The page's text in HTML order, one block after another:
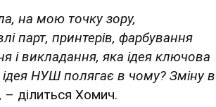
на мою точку зору,
парт, принтерів, фарбування
і викладання, яка ідея ключова
НУШ полягає в чому? Зміну в
– ділиться Хомич.